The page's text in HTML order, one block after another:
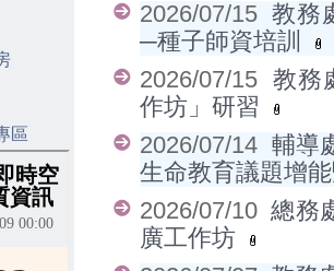
區
2026/07/15教務
─種子師資培訓
2026/07/15教務
作坊」研習
2026/07/14 輔導
生命教育議題增
2026/07/10總務
廣工作坊